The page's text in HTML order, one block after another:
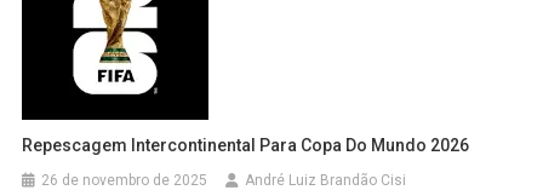
Repescagem Intercontinental Para Copa Do Mundo 2026
26 de novembro de 2025 André Luiz Brandão Cisi